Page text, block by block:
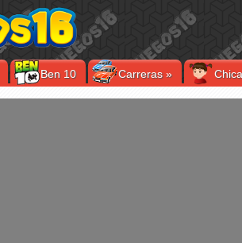
Ben 10 Carreras»